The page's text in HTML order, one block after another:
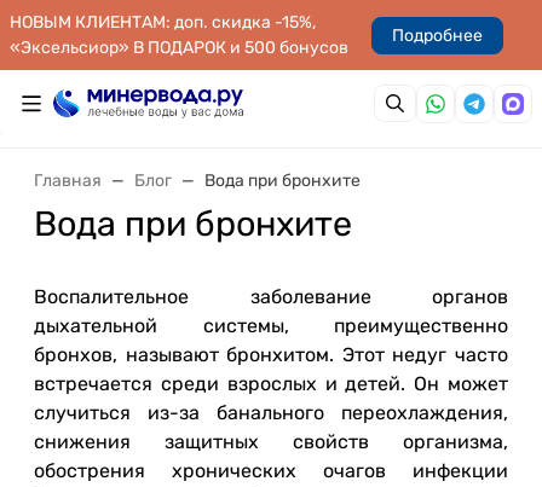
НОВЫМ КЛИЕНТАМ: доп. скидка -15%,
«Эксельсиор» В ПОДАРОК и 500 бонусов
Подробнее
Главная Блог Вода при бронхите
Вода при бронхите
Воспалительное заболевание органов
дыхательной системы, преимущественно
бронхов, называют бронхитом. Этот недуг часто
встречается среди взрослых и детей. Он может
случиться из-за банального переохлаждения,
снижения защитных свойств организма,
обострения хронических очагов инфекции